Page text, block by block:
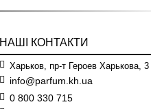
НАШІ КОНТАКТИ
Харьков, пр-т Героев Харькова, 3
info@parfum.kh.ua
0 800 330 715